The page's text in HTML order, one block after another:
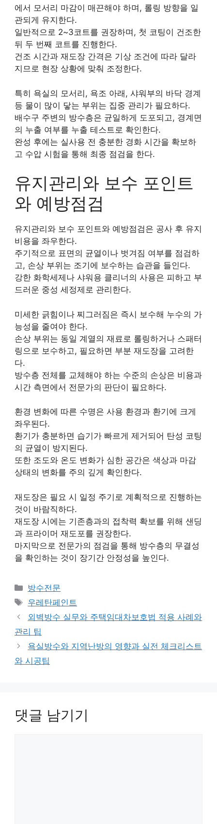
에서 모서리 마감이 매끈해야 하며, 롤링 방향을 일
관되게 유지한다.
일반적으로 2~3코트를 권장하며, 첫 코팅이 건조한
뒤 두 번째 코트를 진행한다.
건조 시간과 재도장 간격은 기상 조건에 따라 달라
지므로 현장 상황에 맞춰 조정한다.
특히 욕실의 모서리, 욕조 아래, 샤워부의 바닥 경계
등 물이 많이 닿는 부위는 집중 관리가 필요하다.
배수구 주변의 방수층은 균일하게 도포되고, 경계면
의 누출 여부를 누출 테스트로 확인한다.
완성 후에는 실사용 전 충분한 경화 시간을 확보하
고 수압 시험을 통해 최종 점검을 한다.
유지관리와 보수 포인트
와 예방점검
유지관리와 보수 포인트와 예방점검은 공사 후 유지
비용을 좌우한다.
주기적으로 표면의 균열이나 벗겨짐 여부를 점검하
고, 손상 부위는 조기에 보수하는 습관을 들인다.
강한 화학세제나 샤워용 클리너의 사용은 피하고 부
드러운 중성 세정제로 관리한다.
미세한 긁힘이나 찌그러짐은 즉시 보수해 누수의 가
능성을 줄여야 한다.
손상 부위는 동일 계열의 재료로 롤링하거나 스패터
링으로 보수하고, 필요하면 부분 재도장을 고려한
다.
방수층 전체를 교체해야 하는 수준의 손상은 비용과
시간 측면에서 전문가의 판단이 필요하다.
환경 변화에 따른 수명은 사용 환경과 환기에 크게
좌우된다.
환기가 충분하면 습기가 빠르게 제거되어 탄성 코팅
의 균열이 방지된다.
또한 조도와 온도 변화가 심한 공간은 색상과 마감
상태의 변화를 주의 깊게 확인한다.
재도장은 필요 시 일정 주기로 계획적으로 진행하는
것이 바람직하다.
재도장 시에는 기존층과의 접착력 확보를 위해 샌딩
과 프라이머 재도포를 권장한다.
마지막으로 전문가의 점검을 통해 방수층의 무결성
을 확인하는 것이 장기간 안정성을 높인다.
카
테
고
리
방수전문
태
그
우레탄페인트
외벽방수 실무와 주택임대차보호법 적용 사례와
관리 팁
욕실방수와 지역난방의 영향과 실전 체크리스트
와 시공팁
댓글 남기기